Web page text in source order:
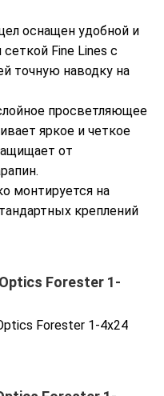
оснащен удобной и
Fine Lines с
точную наводку на
просветляющее
яркое и четкое
от
монтируется на
креплений
Forester 1-